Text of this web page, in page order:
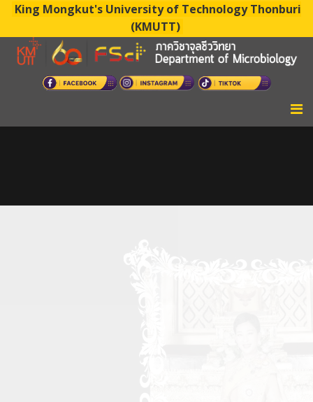
King Mongkut's University of Technology Thonburi
(KMUTT)